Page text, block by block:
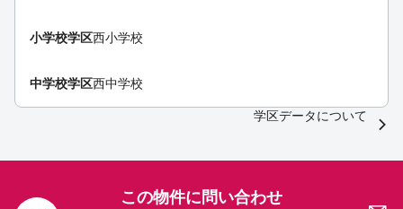
小学校学区西小学校
中学校学区西中学校
学区データについて
この物件に問い合わせ